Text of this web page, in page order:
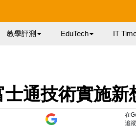
教學評測 EduTech IT
通技術實施新
在
追